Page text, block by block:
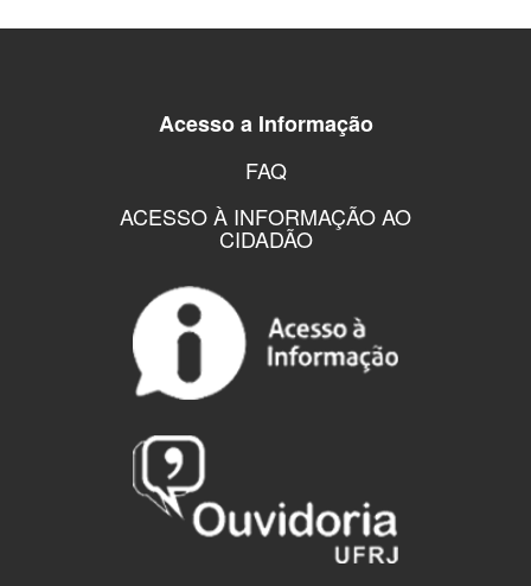
Acesso a Informação
FAQ
ACESSO À INFORMAÇÃO AO
CIDADÃO